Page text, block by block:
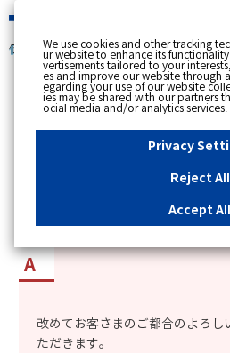
個人のお客さま
[ トップへ戻る ]
カテゴリー表示
更新日時 : 2025/11/20 18:41
「ガス設備定期保安点検
が、どうすれば良いか知り
改めてお客さまのご都合のよろし
ただきます。
We use cookies and other tracking
ur website to enhance its
vertisements tailored to your
es and improve our website through
egarding your use of our website
ies may be shared with our partners
ocial media and/or analytics
bine the data shared by us with
ded to them or that they have
ervices or other websites to analyse
ts delivered to you by businesses
essary Cookies, please click "Reject
of all Cookies, please click "Accept
u can change your consent or
"Privacy Settings"button
our browser's "Settings". For more
site, please refer to the link below.
y
Privacy
Reject All
Accept All